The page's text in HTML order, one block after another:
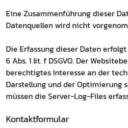
Eine Zusammenführung dieser
Datenquellen wird nicht
Die Erfassung dieser Daten
6 Abs. 1 lit. f DSGVO. Der
berechtigtes Interesse an der
Darstellung und der Optimierung
müssen die Server-Log-Files
Kontaktformular